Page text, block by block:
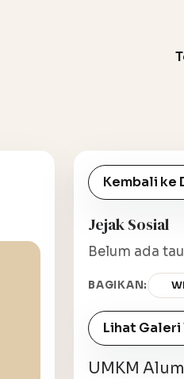
Kembali ke
Jejak Sosial
Belum ada
BAGIKAN:
Lihat Galeri
UMKM